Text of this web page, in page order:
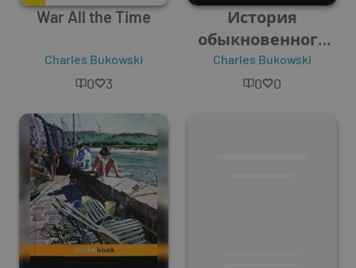
War All the Time
Charles Bukowski
0 3
История
обыкновенного
безумия
Charles Bukowski
0 0